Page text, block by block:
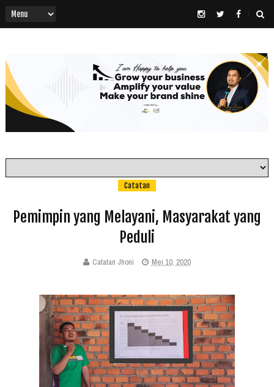
Catatan
Pemimpin yang Melayani, Masyarakat yang
Peduli
Catatan Jhoni Mei 10, 2020